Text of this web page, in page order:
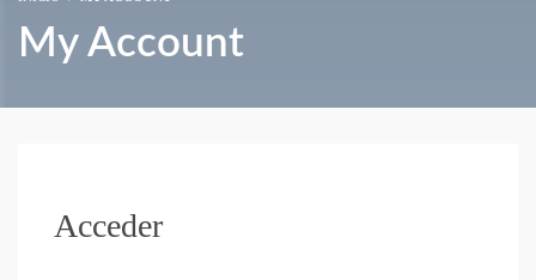
My Account
Acceder